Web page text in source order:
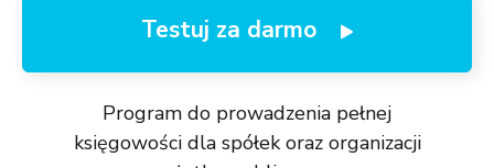
Testuj za darmo
Program do prowadzenia pełnej
księgowości dla spółek oraz organizacji